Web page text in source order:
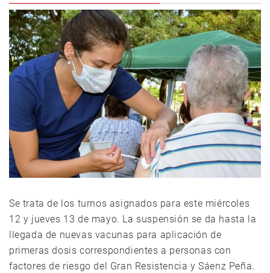
Se trata de los turnos asignados para este miércoles
12 y jueves 13 de mayo. La suspensión se da hasta la
llegada de nuevas vacunas para aplicación de
primeras dosis correspondientes a personas con
factores de riesgo del Gran Resistencia y Sáenz Peña.